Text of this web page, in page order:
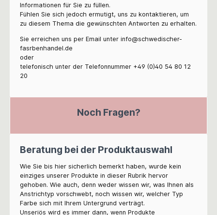
Informationen für Sie zu füllen.
Fühlen Sie sich jedoch ermutigt, uns zu kontaktieren, um
zu diesem Thema die gewünschten Antworten zu erhalten.
Sie erreichen uns per Email unter info@schwedischer-
fasrbenhandel.de
oder
telefonisch unter der Telefonnummer +49 (0)40 54 80 12
20
Noch Fragen?
Beratung bei der Produktauswahl
Wie Sie bis hier sicherlich bemerkt haben, wurde kein
einziges unserer Produkte in dieser Rubrik hervor
gehoben. Wie auch, denn weder wissen wir, was Ihnen als
Anstrichtyp vorschwebt, noch wissen wir, welcher Typ
Farbe sich mit Ihrem Untergrund verträgt.
Unseriös wird es immer dann, wenn Produkte